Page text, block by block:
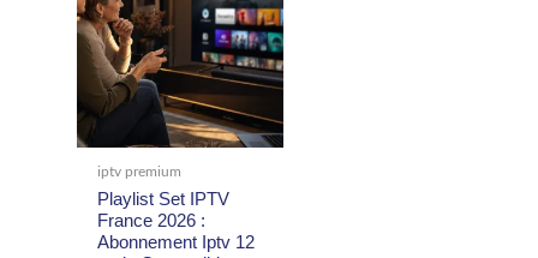
iptv premium
Playlist Set IPTV
France 2026 :
Abonnement Iptv 12